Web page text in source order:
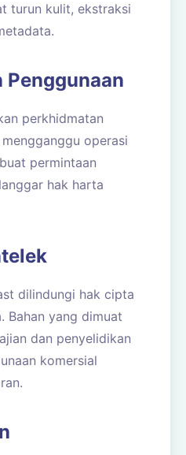
turun kulit, ekstraksi
Penggunaan
perkhidmatan
operasi
permintaan
hak harta
dilindungi hak cipta
Bahan yang dimuat
dan penyelidikan
komersial